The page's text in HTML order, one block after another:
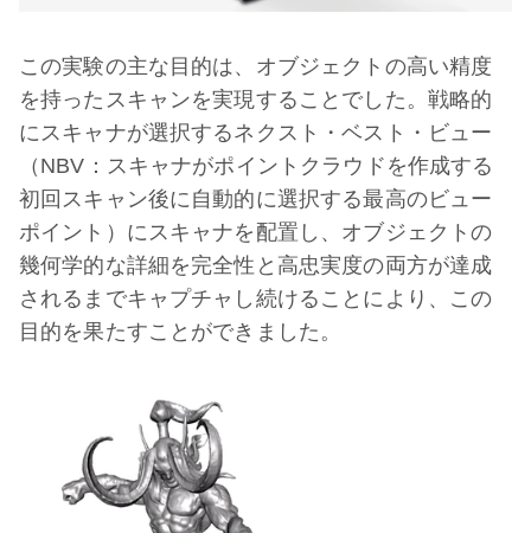
この実験の主な目的は、オブジェクトの高い精度
を持ったスキャンを実現することでした。戦略的
にスキャナが選択するネクスト・ベスト・ビュー
（NBV：スキャナがポイントクラウドを作成する
初回スキャン後に自動的に選択する最高のビュー
ポイント）にスキャナを配置し、オブジェクトの
幾何学的な詳細を完全性と高忠実度の両方が達成
されるまでキャプチャし続けることにより、この
目的を果たすことができました。